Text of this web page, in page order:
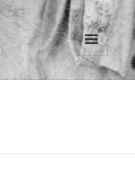
菜单和
挂件